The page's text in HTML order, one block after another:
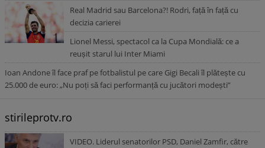
Real Madrid sau Barcelona?! Rodri, față în față cu
decizia carierei
Lionel Messi, spectacol ca la Cupa Mondială: ce a
reușit starul lui Inter Miami
Ioan Andone îl face praf pe fotbalistul pe care Gigi Becali îl plătește cu
25.000 de euro: „Nu poți să faci performanță cu jucători modești”
stirileprotv.ro
VIDEO. Liderul senatorilor PSD, Daniel Zamfir, către